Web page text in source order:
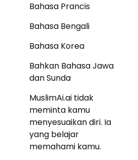
Bahasa Prancis
Bahasa Bengali
Bahasa Korea
Bahkan Bahasa Jawa
dan Sunda
MuslimAi.ai tidak
meminta kamu
menyesuaikan diri. Ia
yang belajar
memahami kamu.